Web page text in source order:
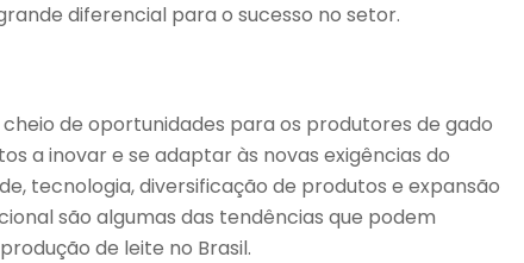
diferencial para o sucesso no setor.
de oportunidades para os produtores de gado
a inovar e se adaptar às novas exigências do
tecnologia, diversificação de produtos e expansão
são algumas das tendências que podem
de leite no Brasil.